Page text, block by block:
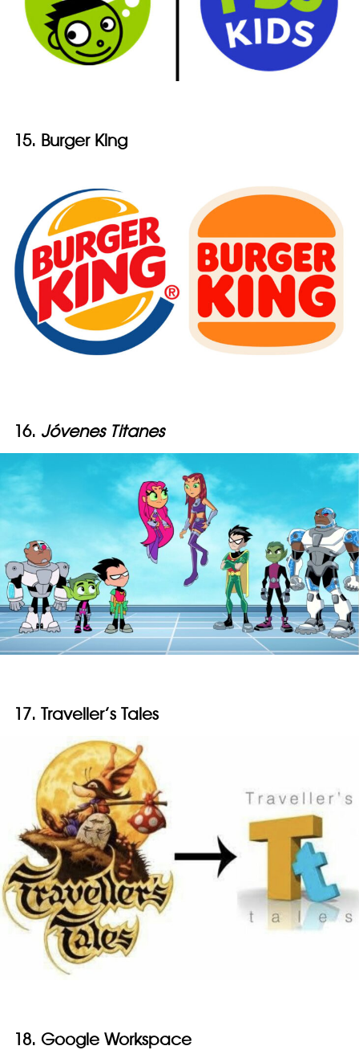
15. Burger King
16. Jóvenes Titanes
17. Traveller’s Tales
18. Google Workspace